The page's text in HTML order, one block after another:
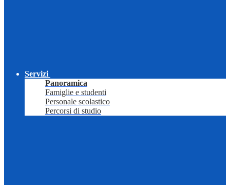
Servizi
Panoramica
Famiglie e studenti
Personale scolastico
Percorsi di studio